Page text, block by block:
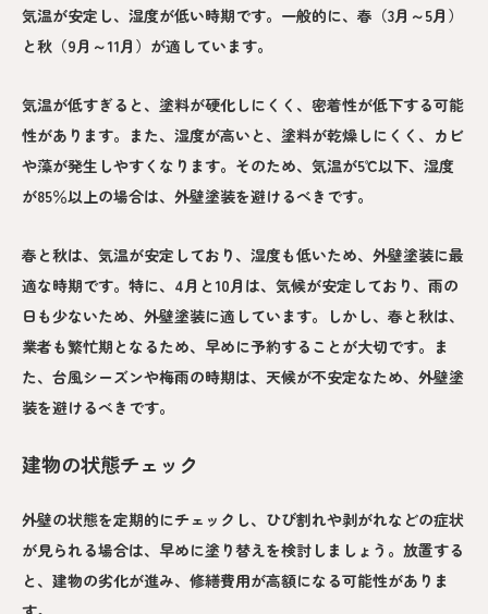
気温が安定し、湿度が低い時期です。一般的に、春（3月～5月）
と秋（9月～11月）が適しています。
気温が低すぎると、塗料が硬化しにくく、密着性が低下する可能
性があります。また、湿度が高いと、塗料が乾燥しにくく、カビ
や藻が発生しやすくなります。そのため、気温が5℃以下、湿度
が85％以上の場合は、外壁塗装を避けるべきです。
春と秋は、気温が安定しており、湿度も低いため、外壁塗装に最
適な時期です。特に、4月と10月は、気候が安定しており、雨の
日も少ないため、外壁塗装に適しています。しかし、春と秋は、
業者も繁忙期となるため、早めに予約することが大切です。ま
た、台風シーズンや梅雨の時期は、天候が不安定なため、外壁塗
装を避けるべきです。
建物の状態チェック
外壁の状態を定期的にチェックし、ひび割れや剥がれなどの症状
が見られる場合は、早めに塗り替えを検討しましょう。放置する
と、建物の劣化が進み、修繕費用が高額になる可能性がありま